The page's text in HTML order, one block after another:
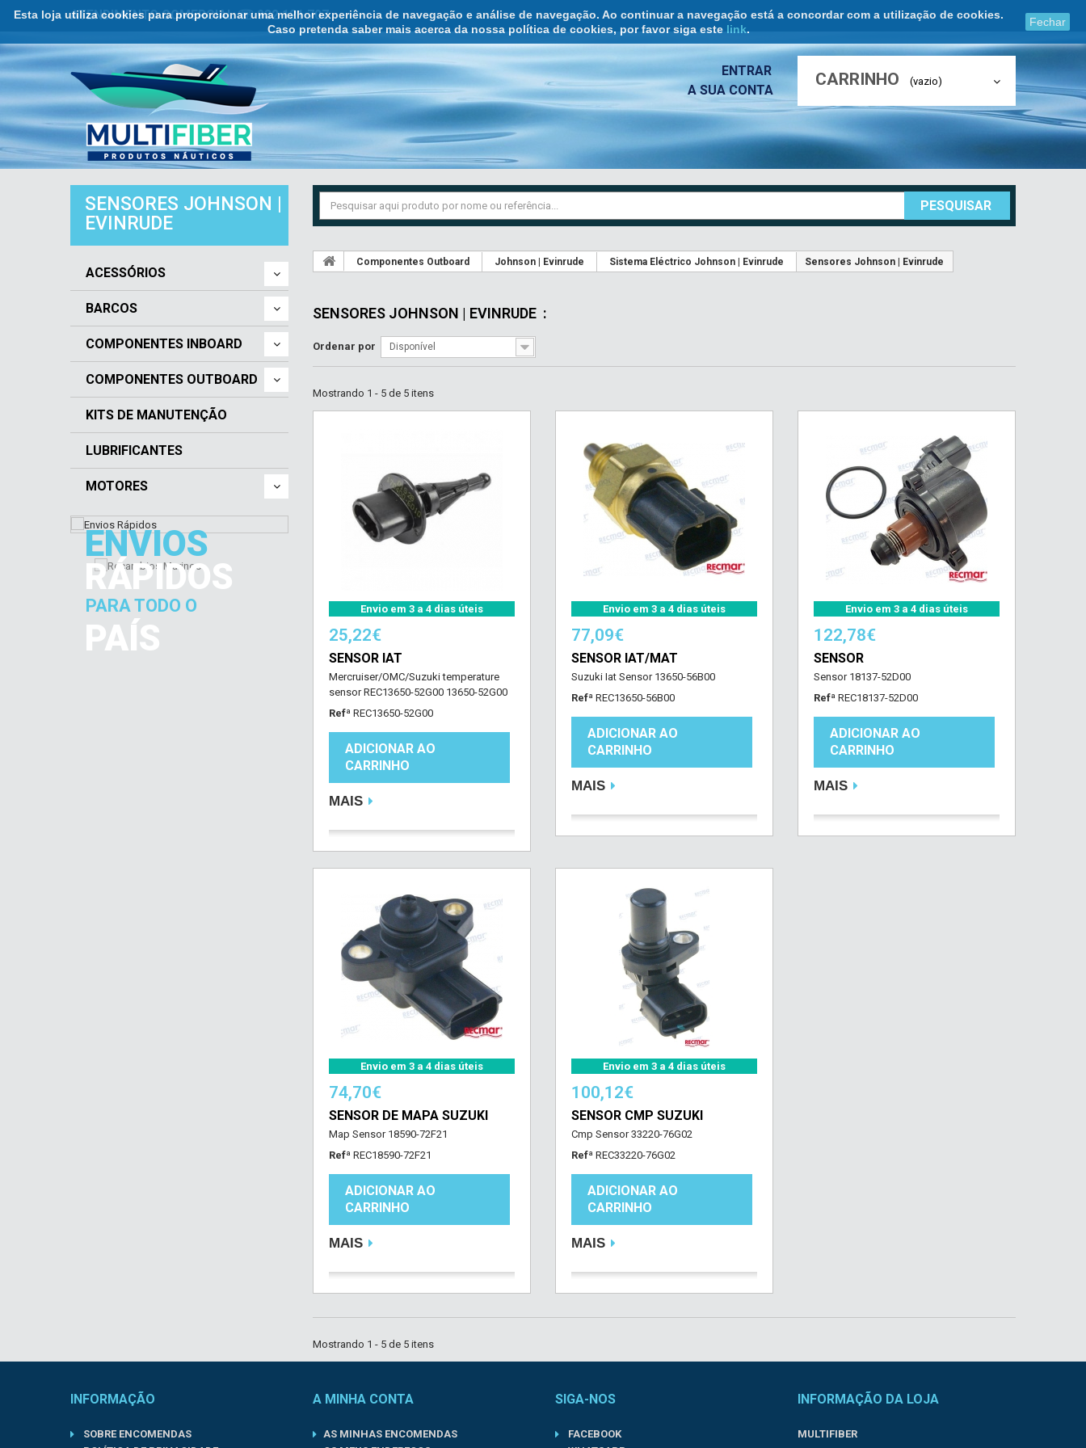
Esta loja utiliza cookies para proporcionar uma melhor experiência de navegação e análise de navegação. Ao continuar a navegação está a concordar com a utilização de cookies.
Caso pretenda saber mais acerca da nossa política de cookies, por favor siga este link.
Fechar
ATENDIMENTO COMERCIAL ☏ 932 121 707
CARRINHO (vazio)
ENTRAR
A SUA CONTA
PESQUISAR
SENSORES JOHNSON |
EVINRUDE
ACESSÓRIOS
BARCOS
COMPONENTES INBOARD
COMPONENTES OUTBOARD
KITS DE MANUTENÇÃO
LUBRIFICANTES
MOTORES
ENVIOS
RÁPIDOS
PARA TODO O
PAÍS
Componentes Outboard Johnson | Evinrude Sistema Eléctrico Johnson | Evinrude Sensores Johnson | Evinrude
SENSORES JOHNSON | EVINRUDE :
Ordenar por Disponível
Mostrando 1 - 5 de 5 itens
Envio em 3 a 4 dias úteis
25,22€
SENSOR IAT
Mercruiser/OMC/Suzuki temperature
sensor REC13650-52G00 13650-52G00
Refª REC13650-52G00
ADICIONAR AO
CARRINHO
MAIS
Envio em 3 a 4 dias úteis
77,09€
SENSOR IAT/MAT
Suzuki Iat Sensor 13650-56B00
Refª REC13650-56B00
ADICIONAR AO
CARRINHO
MAIS
Envio em 3 a 4 dias úteis
122,78€
SENSOR
Sensor 18137-52D00
Refª REC18137-52D00
ADICIONAR AO
CARRINHO
MAIS
Envio em 3 a 4 dias úteis
74,70€
SENSOR DE MAPA SUZUKI
Map Sensor 18590-72F21
Refª REC18590-72F21
ADICIONAR AO
CARRINHO
MAIS
Envio em 3 a 4 dias úteis
100,12€
SENSOR CMP SUZUKI
Cmp Sensor 33220-76G02
Refª REC33220-76G02
ADICIONAR AO
CARRINHO
MAIS
Mostrando 1 - 5 de 5 itens
INFORMAÇÃO
SOBRE ENCOMENDAS
A MINHA CONTA
AS MINHAS ENCOMENDAS
SIGA-NOS
FACEBOOK
INFORMAÇÃO DA LOJA
MULTIFIBER